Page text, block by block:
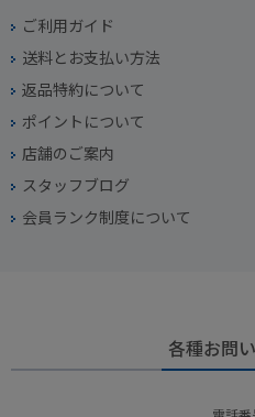
ご利用ガイド
送料とお支払い方法
返品特約について
ポイントについて
店舗のご案内
スタッフブログ
会員ランク制度について
各種お問